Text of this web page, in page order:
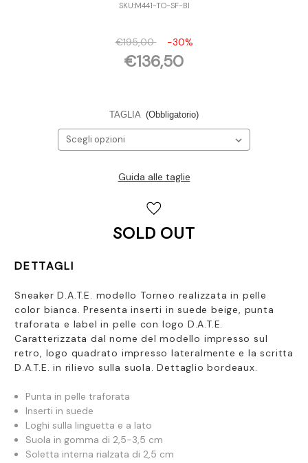
SKU:M441-TO-SF-BI
€195,00 -30%
€136,50
TAGLIA (Obbligatorio)
Guida alle taglie
SOLD OUT
DETTAGLI
Sneaker D.A.T.E. modello Torneo realizzata in pelle
color bianca. Presenta inserti in suede beige, punta
traforata e label in pelle con logo D.A.T.E.
Caratterizzata dal nome del modello impresso sul
retro, logo quadrato impresso lateralmente e la scritta
D.A.T.E. in rilievo sulla suola. Dettaglio bordeaux.
Punta in pelle traforata
Inserti in suede
Loghi sulla linguetta e a lato
Suola in gomma di 2,5-3,5 cm
Soletta interna rialzata di 2,5 cm